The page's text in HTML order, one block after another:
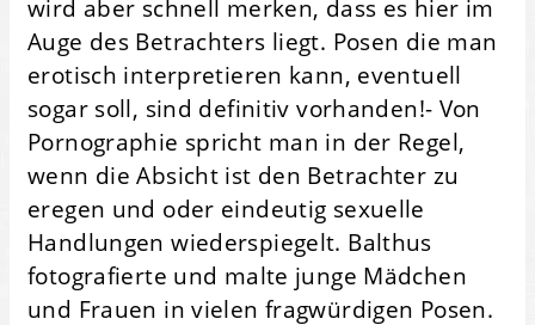
wird aber schnell merken, dass es hier im
Auge des Betrachters liegt. Posen die man
erotisch interpretieren kann, eventuell
sogar soll, sind definitiv vorhanden!- Von
Pornographie spricht man in der Regel,
wenn die Absicht ist den Betrachter zu
eregen und oder eindeutig sexuelle
Handlungen wiederspiegelt. Balthus
fotografierte und malte junge Mädchen
und Frauen in vielen fragwürdigen Posen.